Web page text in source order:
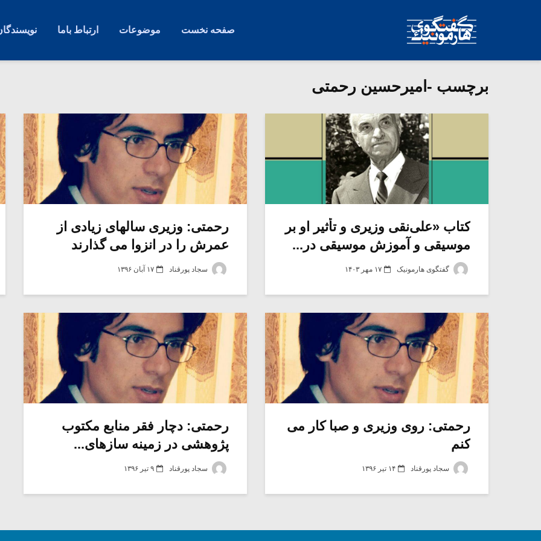
صفحه نخست موضوعات ارتباط باما
برچسب -امیرحسین رحمتی
کتاب «علی‌نقی وزیری و تأثیر او بر
موسیقی و آموزش موسیقی در...
گفتگوی هارمونیک ۱۷ مهر ۱۴۰۳
رحمتی: وزیری سالهای زیادی از
عمرش را در انزوا می گذارند
سجاد پورقناد ۱۷ آبان ۱۳۹۶
رحمتی: روی وزیری و صبا کار می
کنم
سجاد پورقناد ۱۴ تیر ۱۳۹۶
رحمتی: دچار فقر منابع مکتوب
پژوهشی در زمینه سازهای...
سجاد پورقناد ۹ تیر ۱۳۹۶